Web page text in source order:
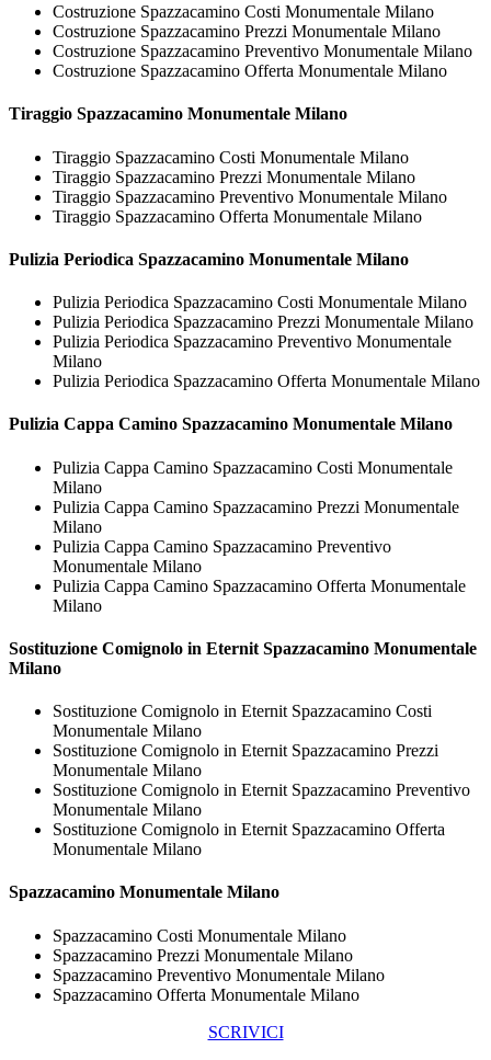
Costruzione Spazzacamino Costi Monumentale Milano
Costruzione Spazzacamino Prezzi Monumentale Milano
Costruzione Spazzacamino Preventivo Monumentale Milano
Costruzione Spazzacamino Offerta Monumentale Milano
Tiraggio Spazzacamino Monumentale Milano
Tiraggio Spazzacamino Costi Monumentale Milano
Tiraggio Spazzacamino Prezzi Monumentale Milano
Tiraggio Spazzacamino Preventivo Monumentale Milano
Tiraggio Spazzacamino Offerta Monumentale Milano
Pulizia Periodica Spazzacamino Monumentale Milano
Pulizia Periodica Spazzacamino Costi Monumentale Milano
Pulizia Periodica Spazzacamino Prezzi Monumentale Milano
Pulizia Periodica Spazzacamino Preventivo Monumentale
Milano
Pulizia Periodica Spazzacamino Offerta Monumentale Milano
Pulizia Cappa Camino Spazzacamino Monumentale Milano
Pulizia Cappa Camino Spazzacamino Costi Monumentale
Milano
Pulizia Cappa Camino Spazzacamino Prezzi Monumentale
Milano
Pulizia Cappa Camino Spazzacamino Preventivo
Monumentale Milano
Pulizia Cappa Camino Spazzacamino Offerta Monumentale
Milano
Sostituzione Comignolo in Eternit Spazzacamino Monumentale
Milano
Sostituzione Comignolo in Eternit Spazzacamino Costi
Monumentale Milano
Sostituzione Comignolo in Eternit Spazzacamino Prezzi
Monumentale Milano
Sostituzione Comignolo in Eternit Spazzacamino Preventivo
Monumentale Milano
Sostituzione Comignolo in Eternit Spazzacamino Offerta
Monumentale Milano
Spazzacamino Monumentale Milano
Spazzacamino Costi Monumentale Milano
Spazzacamino Prezzi Monumentale Milano
Spazzacamino Preventivo Monumentale Milano
Spazzacamino Offerta Monumentale Milano
SCRIVICI